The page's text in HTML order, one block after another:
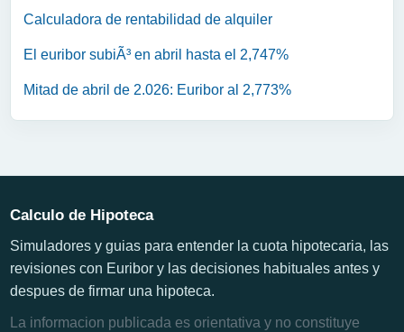
Calculadora de rentabilidad de alquiler
El euribor subiÃ³ en abril hasta el 2,747%
Mitad de abril de 2.026: Euribor al 2,773%
Calculo de Hipoteca
Simuladores y guias para entender la cuota hipotecaria, las
revisiones con Euribor y las decisiones habituales antes y
despues de firmar una hipoteca.
La informacion publicada es orientativa y no constituye